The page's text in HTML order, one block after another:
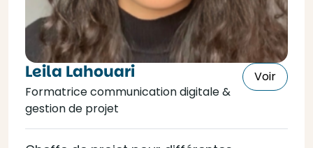
Leila Lahouari
Formatrice communication digitale &
gestion de projet
Voir